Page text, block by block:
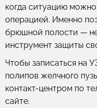
когда ситуацию
операцией. Именно
брюшной полости —
инструмент защиты
Чтобы записаться на
полипов желчного
контакт-центром по
сайте.